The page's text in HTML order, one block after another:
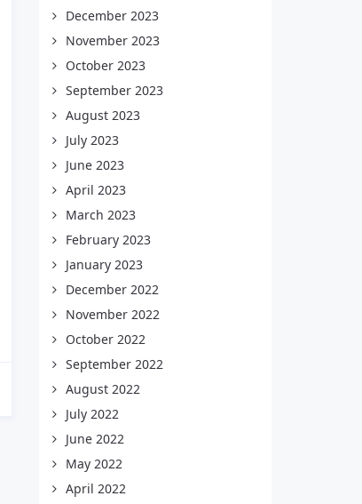
December 2023
November 2023
October 2023
September 2023
August 2023
July 2023
June 2023
April 2023
March 2023
February 2023
January 2023
December 2022
November 2022
October 2022
September 2022
August 2022
July 2022
June 2022
May 2022
April 2022